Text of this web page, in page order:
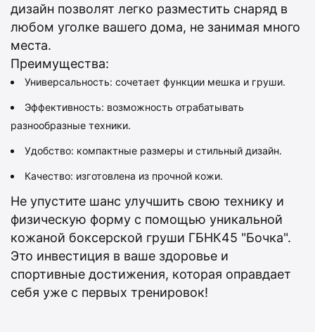
дизайн позволят легко разместить снаряд в
любом уголке вашего дома, не занимая много
места.
Преимущества:
Универсальность: сочетает функции мешка и груши.
Эффективность: возможность отрабатывать
разнообразные техники.
Удобство: компактные размеры и стильный дизайн.
Качество: изготовлена из прочной кожи.
Не упустите шанс улучшить свою технику и
физическую форму с помощью уникальной
кожаной боксерской груши ГБНК45 "Бочка".
Это инвестиция в ваше здоровье и
спортивные достижения, которая оправдает
себя уже с первых тренировок!